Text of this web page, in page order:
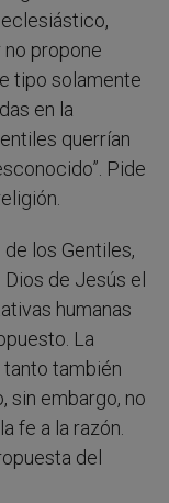
no propone
tipo solamente
en la
querrían
Pide
los Gentiles,
de Jesús el
humanas
La
también
sin embargo, no
fe a la razón.
del